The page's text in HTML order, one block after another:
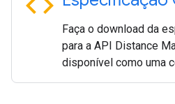
Faça o download da
para a API Distance
disponível como uma